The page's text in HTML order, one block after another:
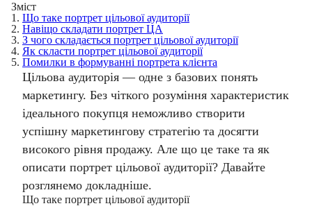
Зміст
1. Що таке портрет цільової аудиторії
2. Навіщо складати портрет ЦА
3. З чого складається портрет цільової аудиторії
4. Як скласти портрет цільової аудиторії
5. Помилки в формуванні портрета клієнта
Цільова аудиторія — одне з базових понять
маркетингу. Без чіткого розуміння характеристик
ідеального покупця неможливо створити
успішну маркетингову стратегію та досягти
високого рівня продажу. Але що це таке та як
описати портрет цільової аудиторії? Давайте
розглянемо докладніше.
Що таке портрет цільової аудиторії